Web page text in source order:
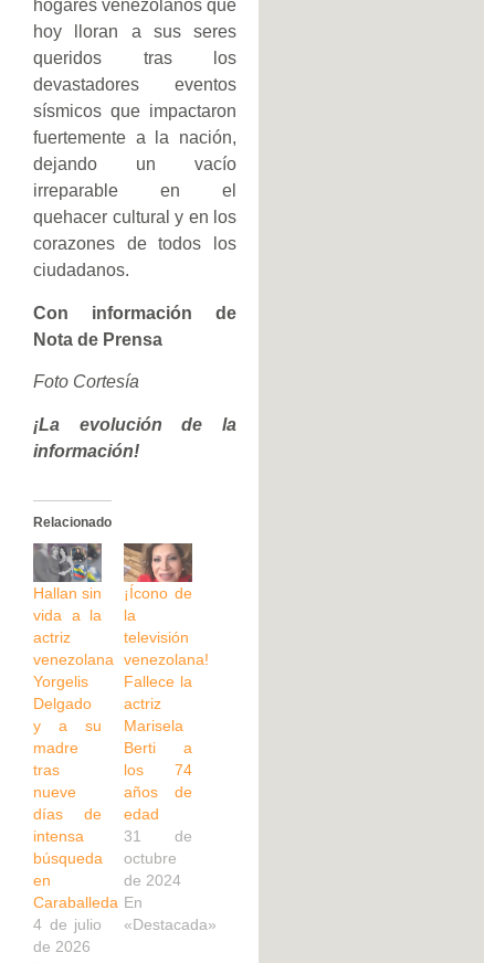
hogares venezolanos que
hoy lloran a sus seres
queridos tras los
devastadores eventos
sísmicos que impactaron
fuertemente a la nación,
dejando un vacío
irreparable en el
quehacer cultural y en los
corazones de todos los
ciudadanos.
Con información de
Nota de Prensa
Foto Cortesía
¡La evolución de la
información!
Relacionado
Hallan sin
vida a la
actriz
venezolana
Yorgelis
Delgado
y a su
madre
tras
nueve
días de
intensa
búsqueda
en
Caraballeda
4 de julio
de 2026
¡Ícono de
la
televisión
venezolana!
Fallece la
actriz
Marisela
Berti a
los 74
años de
edad
31 de
octubre
de 2024
En
«Destacada»